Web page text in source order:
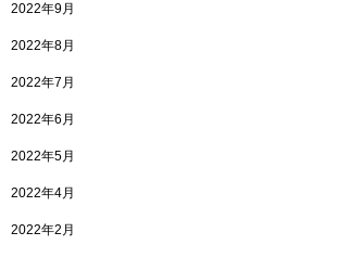
2022年9月
2022年8月
2022年7月
2022年6月
2022年5月
2022年4月
2022年2月